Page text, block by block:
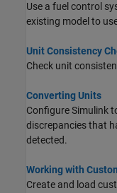
Use a fuel control
existing model to
Unit Consistency
Check unit
Converting Units
Configure Simulink
discrepancies that
detected.
Working with
Create and load